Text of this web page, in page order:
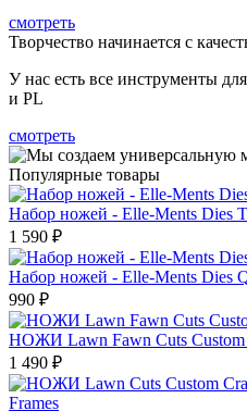
смотреть
Творчество начинается с
У нас есть все инструменты
и PL
смотреть
Популярные товары
Набор ножей - Elle-Ments Dies
1 590 ₽
Набор ножей - Elle-Ments Dies
990 ₽
НОЖИ Lawn Fawn Cuts Custom
1 490 ₽